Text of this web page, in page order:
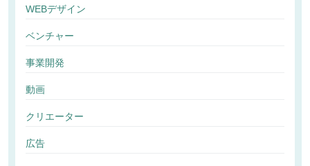
WEBデザイン
ベンチャー
事業開発
動画
クリエーター
広告